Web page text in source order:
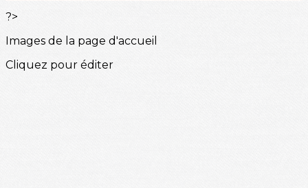
?>
Images de la page d'accueil
Cliquez pour éditer